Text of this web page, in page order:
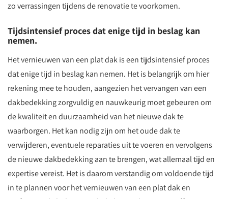
zo verrassingen tijdens de renovatie te voorkomen.
Tijdsintensief proces dat enige tijd in beslag kan
nemen.
Het vernieuwen van een plat dak is een tijdsintensief proces
dat enige tijd in beslag kan nemen. Het is belangrijk om hier
rekening mee te houden, aangezien het vervangen van een
dakbedekking zorgvuldig en nauwkeurig moet gebeuren om
de kwaliteit en duurzaamheid van het nieuwe dak te
waarborgen. Het kan nodig zijn om het oude dak te
verwijderen, eventuele reparaties uit te voeren en vervolgens
de nieuwe dakbedekking aan te brengen, wat allemaal tijd en
expertise vereist. Het is daarom verstandig om voldoende tijd
in te plannen voor het vernieuwen van een plat dak en